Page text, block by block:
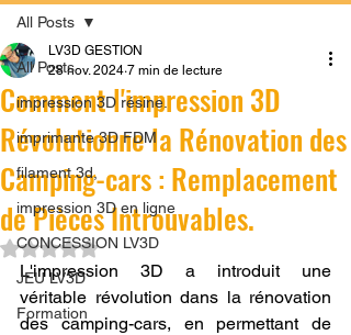
All Posts
impression 3D résine.
imprimante 3D FDM
filament 3d,
impression 3D en ligne
CONCESSION LV3D
JEU LV3D
Formation
All Posts
Comment l'impression 3D
Révolutionne la Rénovation des
Camping-cars : Remplacement
de Pièces Introuvables.
LV3D GESTION
28 nov. 2024 7 min de lecture
Noté NaN étoiles sur 5.
L'impression 3D a introduit une
véritable révolution dans la rénovation
des camping-cars, en permettant de